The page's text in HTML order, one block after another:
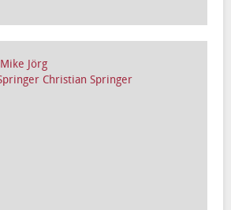
Mike Jörg
Christian Springer